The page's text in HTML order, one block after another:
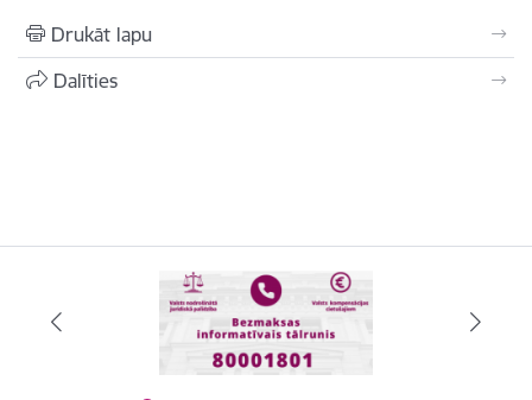
Drukāt lapu
Dalīties